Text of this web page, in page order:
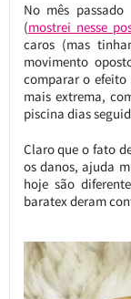
No mês
(mostrei nesse
caros (mas
movimento
comparar o
mais extrema,
piscina dias
Claro que o fato
os danos, ajuda
hoje são
baratex deram